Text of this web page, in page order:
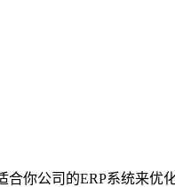
你公司的ERP系统来